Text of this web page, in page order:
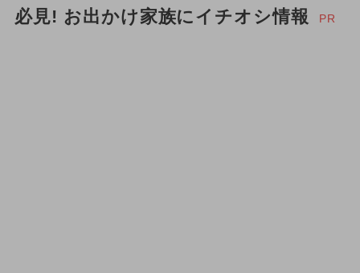
必見! お出かけ家族にイチオシ情報 PR